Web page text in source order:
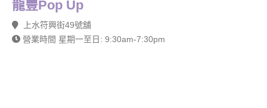
龍豐Pop Up
上水符興街49號舖
營業時間 星期一至日: 9:30am-7:30pm